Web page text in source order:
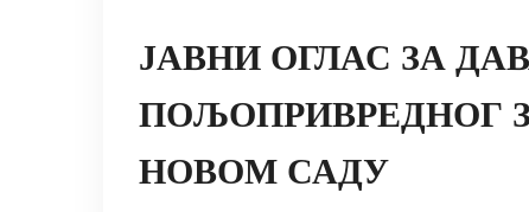
ЈАВНИ ОГЛАС ЗА
ПОЉОПРИВРЕДНОГ
НОВОМ САДУ